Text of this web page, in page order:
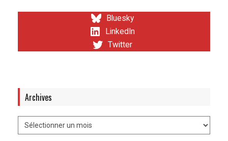
Bluesky
LinkedIn
Twitter
Archives